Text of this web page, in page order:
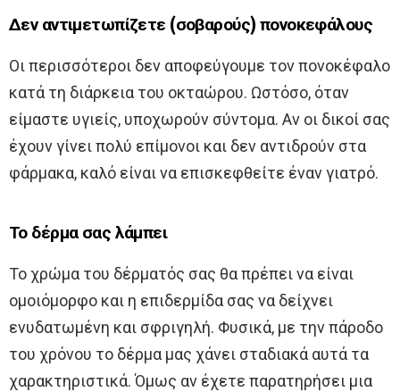
Δεν αντιμετωπίζετε (σοβαρούς) πονοκεφάλους
Οι περισσότεροι δεν αποφεύγουμε τον πονοκέφαλο
κατά τη διάρκεια του οκταώρου. Ωστόσο, όταν
είμαστε υγιείς, υποχωρούν σύντομα. Αν οι δικοί σας
έχουν γίνει πολύ επίμονοι και δεν αντιδρούν στα
φάρμακα, καλό είναι να επισκεφθείτε έναν γιατρό.
Το δέρμα σας λάμπει
Το χρώμα του δέρματός σας θα πρέπει να είναι
ομοιόμορφο και η επιδερμίδα σας να δείχνει
ενυδατωμένη και σφριγηλή. Φυσικά, με την πάροδο
του χρόνου το δέρμα μας χάνει σταδιακά αυτά τα
χαρακτηριστικά. Όμως αν έχετε παρατηρήσει μια